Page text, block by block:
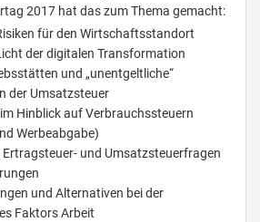
2017 hat das zum Thema gemacht:
für den Wirtschaftsstandort
der digitalen Transformation
und „unentgeltliche“
der Umsatzsteuer
Hinblick auf Verbrauchssteuern
Werbeabgabe)
Ertragsteuer- und Umsatzsteuerfragen
und Alternativen bei der
Faktors Arbeit